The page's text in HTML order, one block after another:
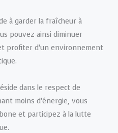
à garder la fraîcheur à
pouvez ainsi diminuer
profiter d’un environnement
dans le respect de
moins d’énergie, vous
et participez à la lutte